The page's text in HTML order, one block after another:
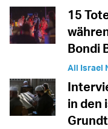
15
Bondi
All Israel
in den